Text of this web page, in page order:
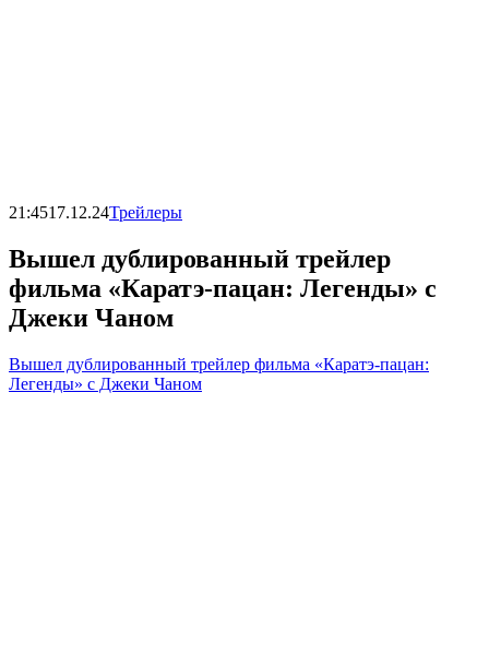
21:4517.12.24Трейлеры
Вышел дублированный трейлер
фильма «Каратэ-пацан: Легенды» с
Джеки Чаном
Вышел дублированный трейлер фильма «Каратэ-пацан:
Легенды» с Джеки Чаном